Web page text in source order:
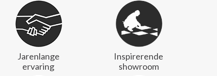
Jarenlange
ervaring
Inspirerende
showroom